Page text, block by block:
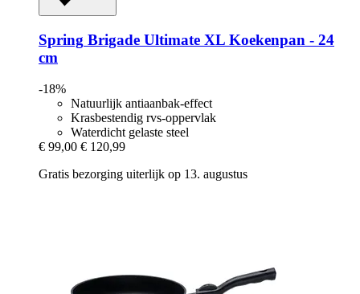
Spring Brigade Ultimate XL Koekenpan -​ 24
cm
-18%
Natuurlijk antiaanbak-effect
Krasbestendig rvs-oppervlak
Waterdicht gelaste steel
€ 99,00 € 120,99
Gratis bezorging uiterlijk op 13. augustus